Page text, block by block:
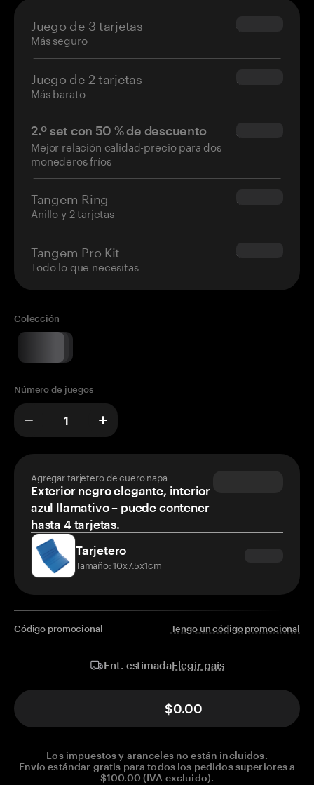
Juego de 3 tarjetas
Más seguro
$69.90
Juego de 2 tarjetas
Más barato
$54.90
2.º set con 50 % de descuento
Mejor relación calidad-precio para dos
monederos fríos
$34.95
Tangem Ring
Anillo y 2 tarjetas
$160.00
Tangem Pro Kit
Todo lo que necesitas
$180.00
Colección
Número de juegos
Agregar tarjetero de cuero napa
Exterior negro elegante, interior
azul llamativo – puede contener
hasta 4 tarjetas.
Tarjetero
Tamaño: 10x7.5x1cm
Código promocional Tengo un código promocional
Ent. estimadaElegir país
$0.00
Los impuestos y aranceles no están incluidos.
Envío estándar gratis para todos los pedidos superiores a
$100.00 (IVA excluido).